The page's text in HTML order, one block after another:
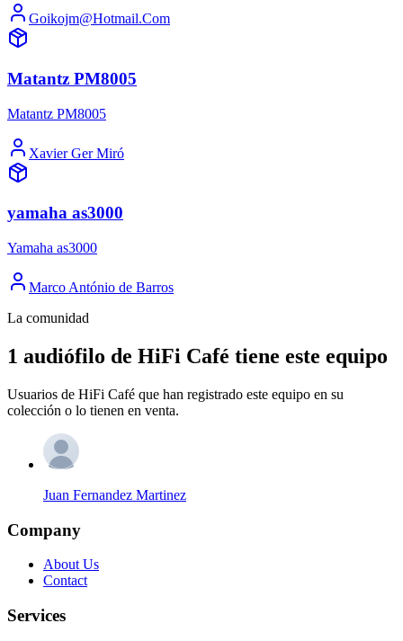
Goikojm@Hotmail.Com
Matantz PM8005
Matantz PM8005
Xavier Ger Miró
yamaha as3000
Yamaha as3000
Marco António de Barros
La comunidad
1 audiófilo de HiFi Café tiene este equipo
Usuarios de HiFi Café que han registrado este equipo en su
colección o lo tienen en venta.
Juan Fernandez Martinez
Company
About Us
Contact
Services